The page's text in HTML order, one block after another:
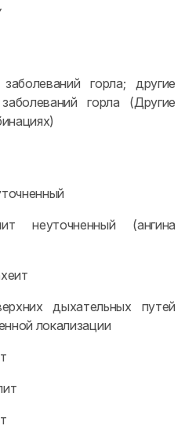
горла; другие
горла (Другие
неуточненный (ангина
дыхательных путей
локализации